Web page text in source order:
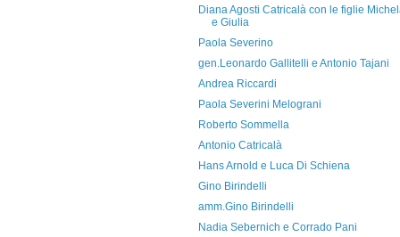
Diana Agosti Catricalà con le figlie
e Giulia
Paola Severino
gen.Leonardo Gallitelli e Antonio Tajani
Andrea Riccardi
Paola Severini Melograni
Roberto Sommella
Antonio Catricalà
Hans Arnold e Luca Di Schiena
Gino Birindelli
amm.Gino Birindelli
Nadia Sebernich e Corrado Pani